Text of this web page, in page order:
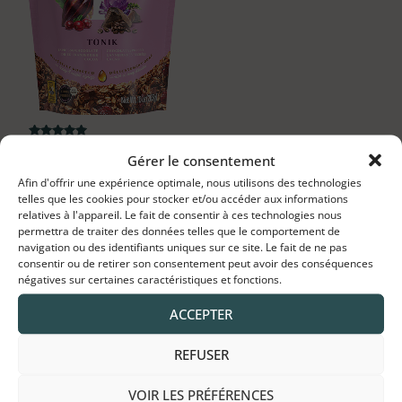
Gérer le consentement
Afin d'offrir une expérience optimale, nous utilisons des technologies
telles que les cookies pour stocker et/ou accéder aux informations
relatives à l'appareil. Le fait de consentir à ces technologies nous
permettra de traiter des données telles que le comportement de
navigation ou des identifiants uniques sur ce site. Le fait de ne pas
consentir ou de retirer son consentement peut avoir des conséquences
négatives sur certaines caractéristiques et fonctions.
ACCEPTER
REFUSER
VOIR LES PRÉFÉRENCES
Grand Granola Tonik
5,50$– 150,00$
Offrez-vous le meilleur pour vos collations avec des
ingrédients locaux, naturels, sains, gourmets et avec 80% à
86% d’ingrédients certifiés biologiques! En effet, la gamme
Grand Granola est certifiée Ecocert Canada pour ses
confectionné un assemblage luxueux de céréales